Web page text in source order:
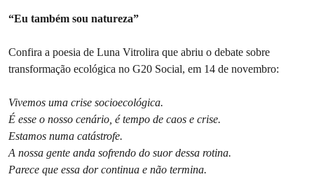
“Eu também sou natureza”
Confira a poesia de Luna Vitrolira que abriu o debate sobre
transformação ecológica no G20 Social, em 14 de novembro:
Vivemos uma crise socioecológica.
É esse o nosso cenário, é tempo de caos e crise.
Estamos numa catástrofe.
A nossa gente anda sofrendo do suor dessa rotina.
Parece que essa dor continua e não termina.